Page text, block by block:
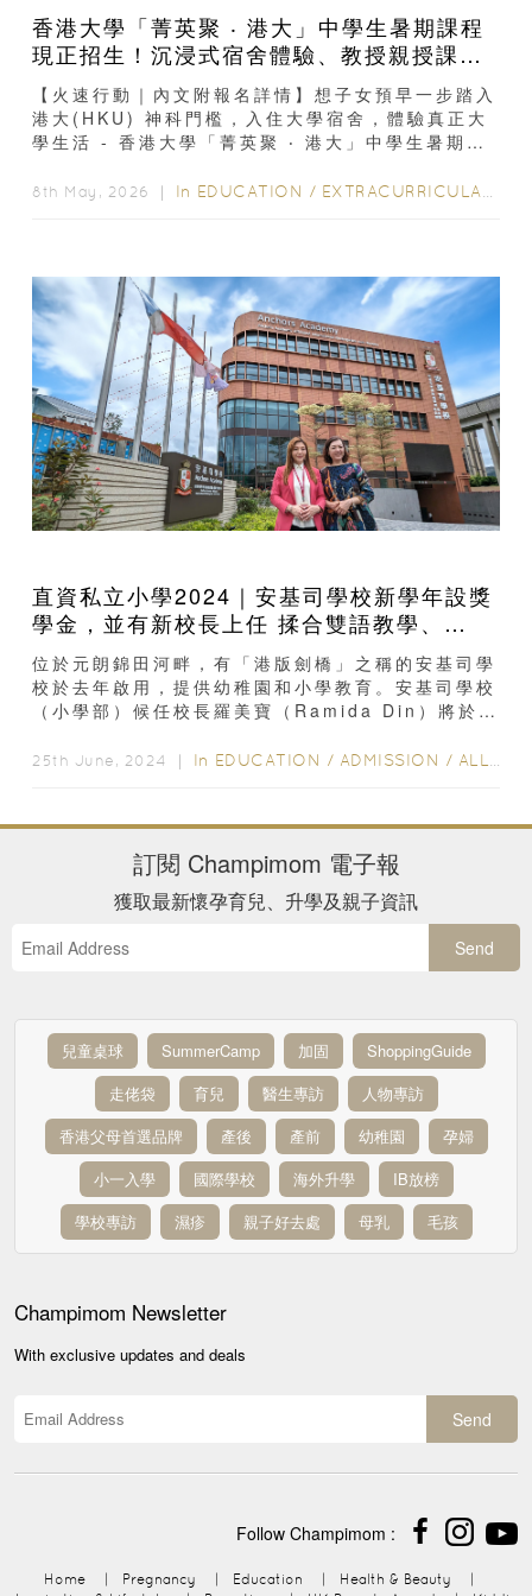
香港大學「菁英聚 ‧ 港大」中學生暑期課程
現正招生！沉浸式宿舍體驗、教授親授課
程，助子女領先升大學起跑線！
【火速行動｜內文附報名詳情】想子女預早一步踏入
港大(HKU) 神科門檻，入住大學宿舍，體驗真正大
學生活 - 香港大學「菁英聚 ‧ 港大」中學生暑期課
8th May, 2026 ｜ In EDUCATION / EXTRACURRICULAR ACTIVITIES
直資私立小學2024｜安基司學校新學年設獎
學金，並有新校長上任 揉合雙語教學、
STEAM和資優教育
位於元朗錦田河畔，有「港版劍橋」之稱的安基司學
校於去年啟用，提供幼稚園和小學教育。安基司學校
（小學部）候任校長羅美寶（Ramida Din）將於9
25th June, 2024 ｜ In EDUCATION / ADMISSION / ALL EDUCATION
訂閱 Champimom 電子報
獲取最新懷孕育兒、升學及親子資訊
Send
兒童桌球 SummerCamp 加固
ShoppingGuide
走佬袋
育兒 醫生專訪
人物專訪
香港父母首選品牌
產後 產前 幼稚園
孕婦
小一入學
國際學校 海外升學
IB放榜
學校專訪
濕疹 親子好去處 母乳 毛孩
Champimom Newsletter
With exclusive updates and deals
Send
Follow Champimom :
Home | Pregnancy | Education | Health & Beauty
|